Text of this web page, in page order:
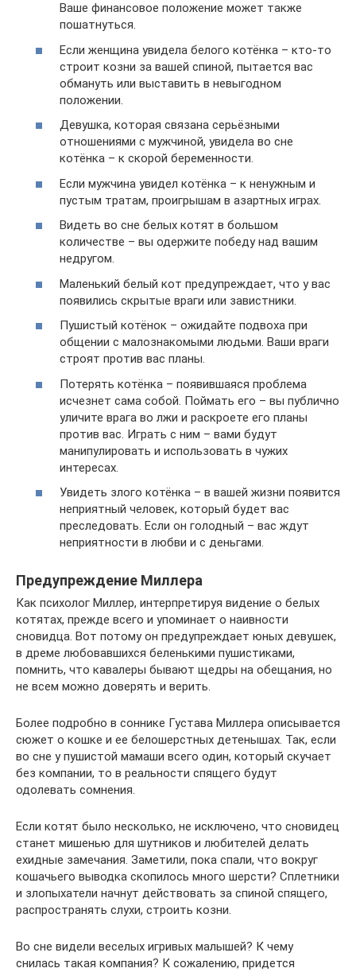
Ваше финансовое положение может также
пошатнуться.
Если женщина увидела белого котёнка – кто-то
строит козни за вашей спиной, пытается вас
обмануть или выставить в невыгодном
положении.
Девушка, которая связана серьёзными
отношениями с мужчиной, увидела во сне
котёнка – к скорой беременности.
Если мужчина увидел котёнка – к ненужным и
пустым тратам, проигрышам в азартных играх.
Видеть во сне белых котят в большом
количестве – вы одержите победу над вашим
недругом.
Маленький белый кот предупреждает, что у вас
появились скрытые враги или завистники.
Пушистый котёнок – ожидайте подвоха при
общении с малознакомыми людьми. Ваши враги
строят против вас планы.
Потерять котёнка – появившаяся проблема
исчезнет сама собой. Поймать его – вы публично
уличите врага во лжи и раскроете его планы
против вас. Играть с ним – вами будут
манипулировать и использовать в чужих
интересах.
Увидеть злого котёнка – в вашей жизни появится
неприятный человек, который будет вас
преследовать. Если он голодный – вас ждут
неприятности в любви и с деньгами.
Предупреждение Миллера
Как психолог Миллер, интерпретируя видение о белых
котятах, прежде всего и упоминает о наивности
сновидца. Вот потому он предупреждает юных девушек,
в дреме любовавшихся беленькими пушистиками,
помнить, что кавалеры бывают щедры на обещания, но
не всем можно доверять и верить.
Более подробно в соннике Густава Миллера описывается
сюжет о кошке и ее белошерстных детенышах. Так, если
во сне у пушистой мамаши всего один, который скучает
без компании, то в реальности спящего будут
одолевать сомнения.
Если котят было несколько, не исключено, что сновидец
станет мишенью для шутников и любителей делать
ехидные замечания. Заметили, пока спали, что вокруг
кошачьего выводка скопилось много шерсти? Сплетники
и злопыхатели начнут действовать за спиной спящего,
распространять слухи, строить козни.
Во сне видели веселых игривых малышей? К чему
снилась такая компания? К сожалению, придется